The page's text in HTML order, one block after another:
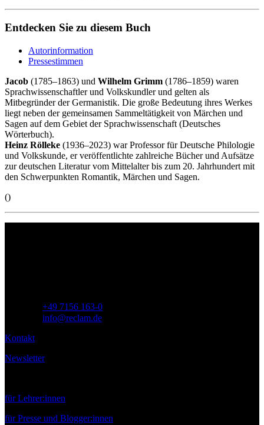
Entdecken Sie zu diesem Buch
Autorinformation
Pressestimmen
Jacob (1785–1863) und Wilhelm Grimm (1786–1859) waren
Sprachwissenschaftler und Volkskundler und gelten als
Mitbegründer der Germanistik. Die große Bedeutung ihres Werkes
liegt neben der gemeinsamen Sammeltätigkeit von Märchen und
Sagen auf dem Gebiet der Sprachwissenschaft (Deutsches
Wörterbuch).
Heinz Rölleke (1936–2023) war Professor für Deutsche Philologie
und Volkskunde, er veröffentlichte zahlreiche Bücher und Aufsätze
zur deutschen Literatur vom Mittelalter bis zum 20. Jahrhundert mit
den Schwerpunkten Romantik, Märchen und Sagen.
()
+49 7156 163-0
info@reclam.de
Kontakt
Newsletter
für Lehrer:innen
für Presse und Blogger:innen